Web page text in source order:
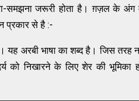
समझना जरूरी होता है। ग़ज़ल के अंग
प्रकार से है :-
अरबी भाषा का शब्द है। जिस तरह
को निखारने के लिए शेर की भूमिका